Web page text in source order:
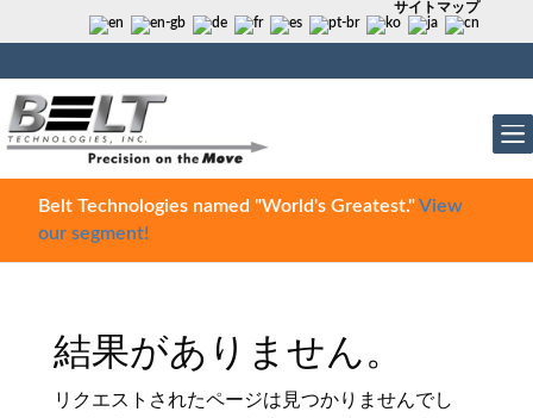
サイトマップ
Belt Technologies named "World's Greatest."View
our segment!
結果がありません。
リクエストされたページは見つかりませんでし